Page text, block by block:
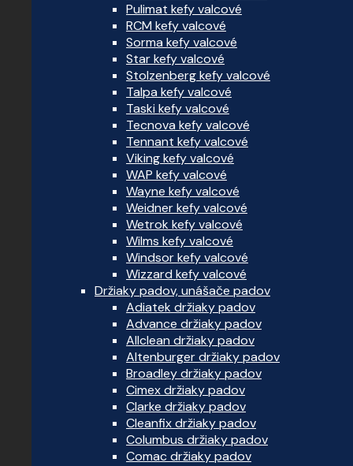
Pulimat kefy valcové
RCM kefy valcové
Sorma kefy valcové
Star kefy valcové
Stolzenberg kefy valcové
Talpa kefy valcové
Taski kefy valcové
Tecnova kefy valcové
Tennant kefy valcové
Viking kefy valcové
WAP kefy valcové
Wayne kefy valcové
Weidner kefy valcové
Wetrok kefy valcové
Wilms kefy valcové
Windsor kefy valcové
Wizzard kefy valcové
Držiaky padov, unášače padov
Adiatek držiaky padov
Advance držiaky padov
Allclean držiaky padov
Altenburger držiaky padov
Broadley držiaky padov
Cimex držiaky padov
Clarke držiaky padov
Cleanfix držiaky padov
Columbus držiaky padov
Comac držiaky padov